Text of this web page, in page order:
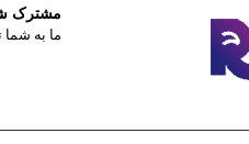
مشترک
ما به شما